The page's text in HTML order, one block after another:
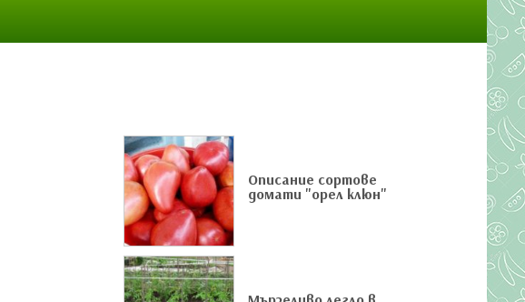
Описание сортове
домати "орел клюн"